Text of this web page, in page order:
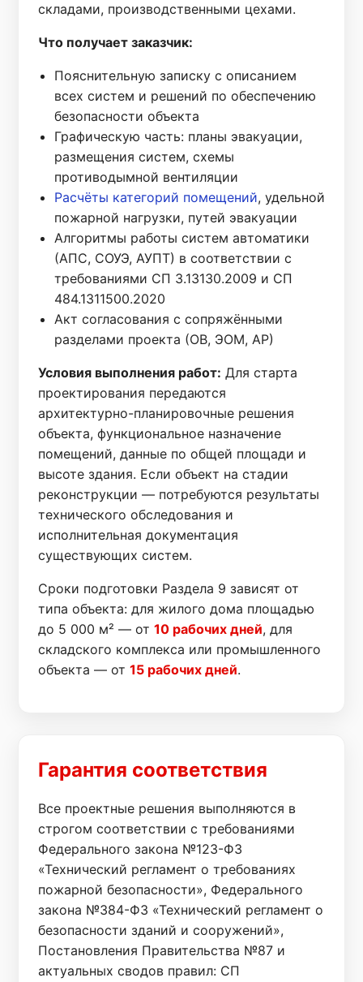
складами, производственными цехами.
Что получает заказчик:
Пояснительную записку с описанием
всех систем и решений по обеспечению
безопасности объекта
Графическую часть: планы эвакуации,
размещения систем, схемы
противодымной вентиляции
Расчёты категорий помещений, удельной
пожарной нагрузки, путей эвакуации
Алгоритмы работы систем автоматики
(АПС, СОУЭ, АУПТ) в соответствии с
требованиями СП 3.13130.2009 и СП
484.1311500.2020
Акт согласования с сопряжёнными
разделами проекта (ОВ, ЭОМ, АР)
Условия выполнения работ: Для старта
проектирования передаются
архитектурно-планировочные решения
объекта, функциональное назначение
помещений, данные по общей площади и
высоте здания. Если объект на стадии
реконструкции — потребуются результаты
технического обследования и
исполнительная документация
существующих систем.
Сроки подготовки Раздела 9 зависят от
типа объекта: для жилого дома площадью
до 5 000 м² — от 10 рабочих дней, для
складского комплекса или промышленного
объекта — от 15 рабочих дней.
Гарантия соответствия
Все проектные решения выполняются в
строгом соответствии с требованиями
Федерального закона №123-ФЗ
«Технический регламент о требованиях
пожарной безопасности», Федерального
закона №384-ФЗ «Технический регламент о
безопасности зданий и сооружений»,
Постановления Правительства №87 и
актуальных сводов правил: СП